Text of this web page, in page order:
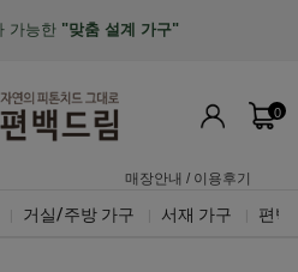
체계적인 품질 검증 시스템
0
매장안내 / 이용후기
거실/주방 가구 서재 가구 편백